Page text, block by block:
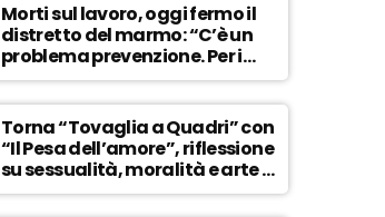
Morti sul lavoro, oggi fermo il
distretto del marmo: “C’è un
problema prevenzione. Per i
controlli, un solo ispettore” –
ASCOLTA
Torna “Tovaglia a Quadri” con
“Il Pesa dell’amore”, riflessione
su sessualità, moralità e arte –
ASCOLTA